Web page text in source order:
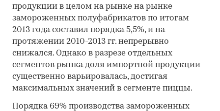
продукции в целом на рынке на рынке
замороженных полуфабрикатов по итогам
2013 года составил порядка 5,5%, и на
протяжении 2010-2013 гг. непрерывно
снижался. Однако в разрезе отдельных
сегментов рынка доля импортной продукции
существенно варьировалась, достигая
максимальных значений в сегменте пиццы.
Порядка 69% производства замороженных